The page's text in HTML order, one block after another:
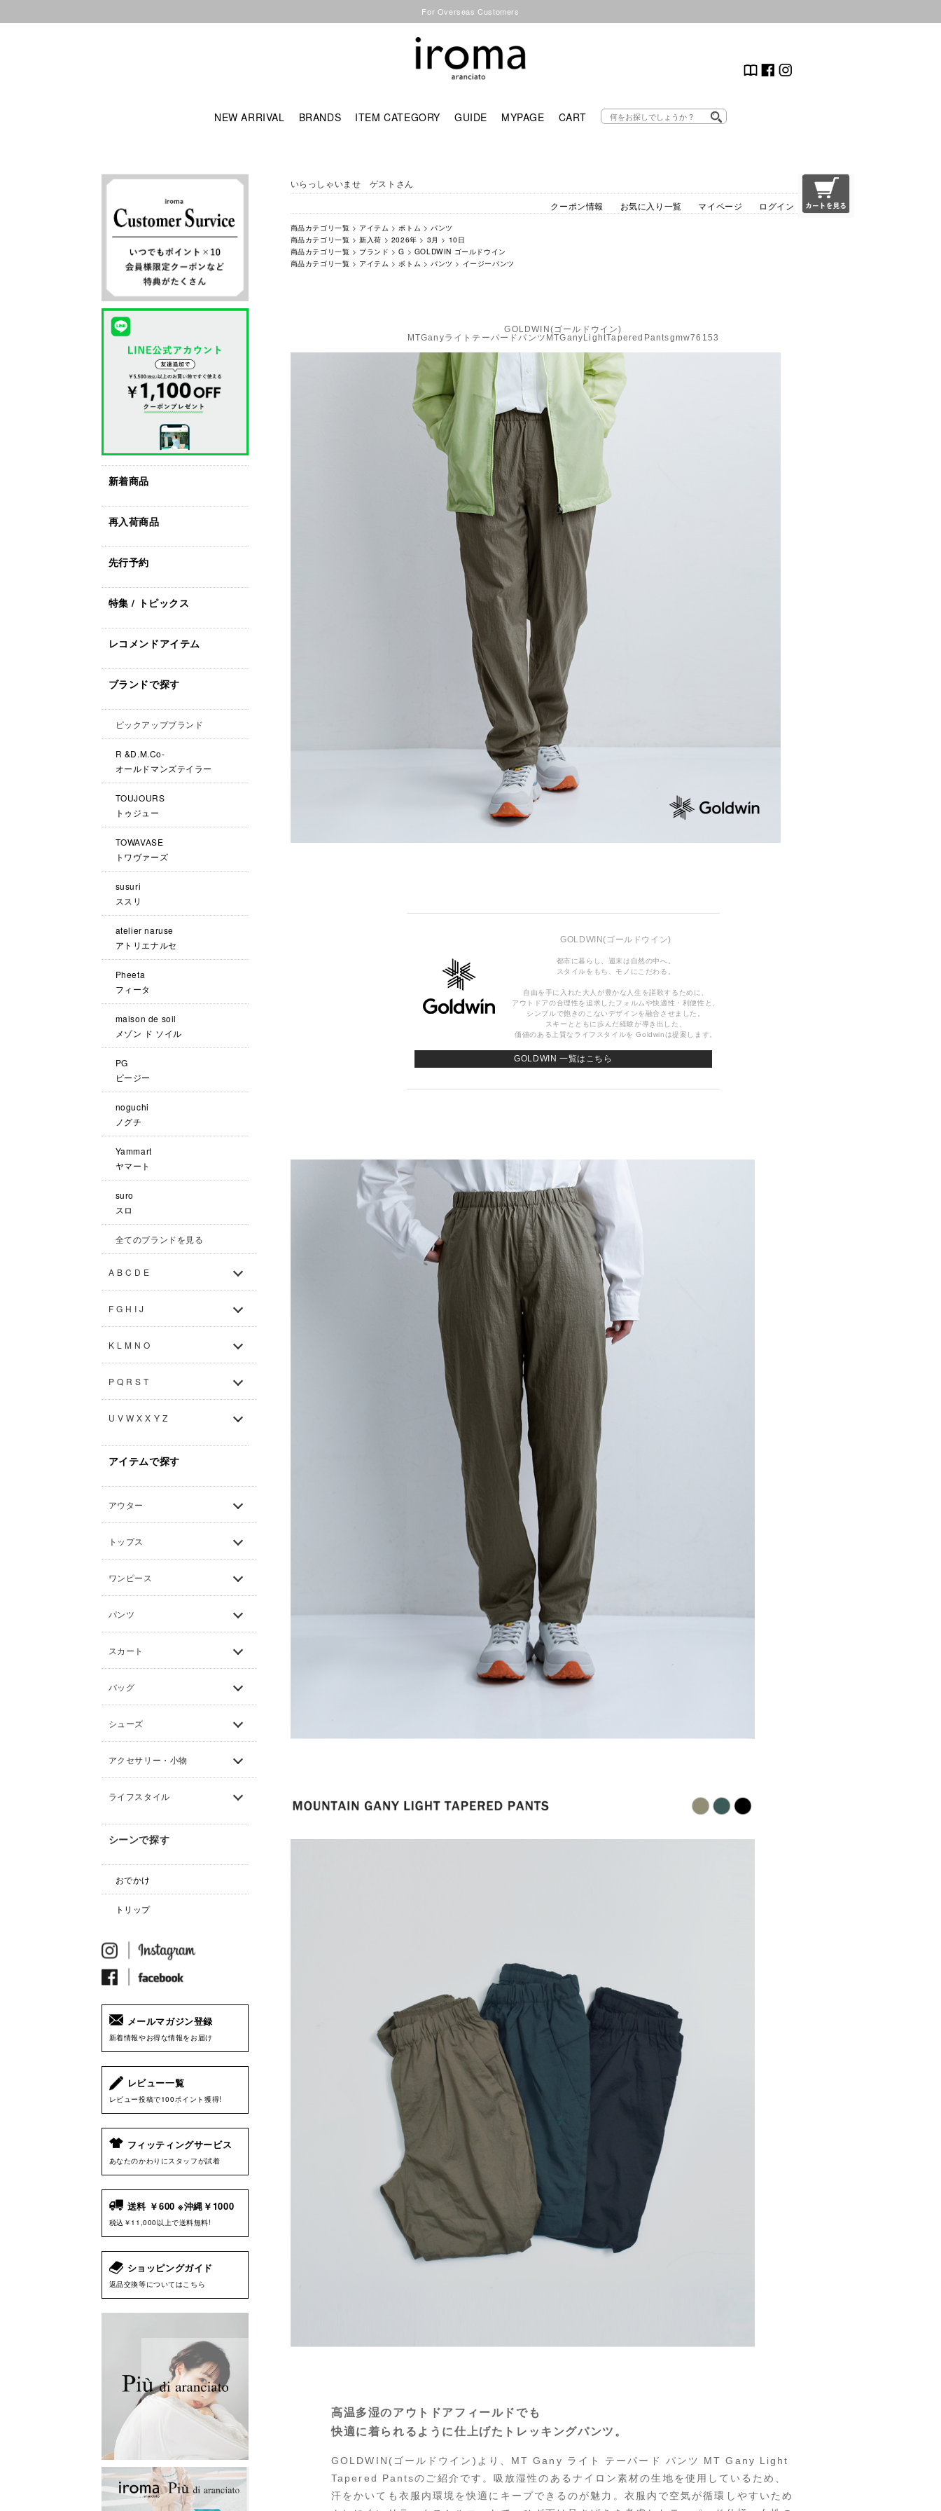
For Overseas Customers
NEW ARRIVAL BRANDS ITEM CATEGORY GUIDE MYPAGE CART
新着商品
再入荷商品
先行予約
特集 / トピックス
レコメンドアイテム
ブランドで探す
ピックアップブランド
R &D.M.Co-
オールドマンズテイラー
TOUJOURS
トゥジュー
TOWAVASE
トワヴァーズ
susuri
ススリ
atelier naruse
アトリエナルセ
Pheeta
フィータ
maison de soil
メゾン ド ソイル
PG
ピージー
noguchi
ノグチ
Yammart
ヤマート
suro
スロ
全てのブランドを見る
A B C D E
F G H I J
K L M N O
P Q R S T
U V W X X Y Z
アイテムで探す
アウター
トップス
ワンピース
パンツ
スカート
バッグ
シューズ
アクセサリー・小物
ライフスタイル
シーンで探す
おでかけ
トリップ
メールマガジン登録
新着情報やお得な情報をお届け
レビュー一覧
レビュー投稿で100ポイント獲得!
フィッティングサービス
あなたのかわりにスタッフが試着
送料 ￥600 ※沖縄￥1000
税込￥11,000以上で送料無料!
ショッピングガイド
返品交換等についてはこちら
いらっしゃいませ ゲストさん
クーポン情報
お気に入り一覧 マイページ ログイン
商品カテゴリ一覧 > アイテム >ボトム > パンツ
商品カテゴリ一覧 >新入荷 > 2026年 > 3月 > 10日
商品カテゴリ一覧 > ブランド >G > GOLDWIN ゴールドウイン
商品カテゴリ一覧 > アイテム >ボトム > パンツ > イージーパンツ
GOLDWIN(ゴールドウイン)
MTGanyライトテーパードパンツMTGanyLightTaperedPantsgmw76153
GOLDWIN(ゴールドウイン)
都市に暮らし、週末は自然の中へ。
スタイルをもち、モノにこだわる。
自由を手に入れた大人が豊かな人生を謳歌するために、
アウトドアの合理性を追求したフォルムや快適性・利便性と、
シンプルで飽きのこないデザインを融合させました。
スキーとともに歩んだ経験が導き出した、
価値のある上質なライフスタイルを Goldwinは提案します。
GOLDWIN 一覧はこちら
高温多湿のアウトドアフィールドでも
快適に着られるように仕上げたトレッキングパンツ。
GOLDWIN(ゴールドウイン)より、MT Gany ライト テーパード パンツ MT Gany Light
Tapered Pantsのご紹介です。吸放湿性のあるナイロン素材の生地を使用しているため、
汗をかいても衣服内環境を快適にキープできるのが魅力。衣服内で空気が循環しやすいため